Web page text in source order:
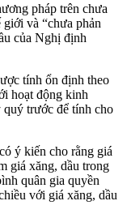
pháp trên chưa
và “chưa phản
của Nghị định
tính ổn định theo
hoạt động kinh
quý trước để tính cho
ý kiến cho rằng giá
giá xăng, dầu trong
quân gia quyền
với giá xăng, dầu